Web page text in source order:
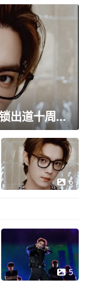
从复古休闲到先锋正装，许凯解锁出道十周年大片
6
5